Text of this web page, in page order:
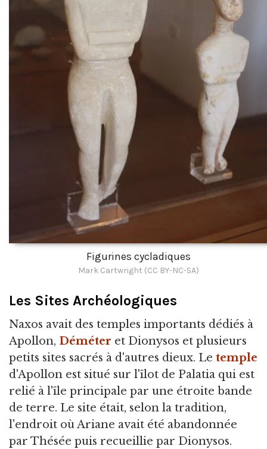
Figurines cycladiques
Mark Cartwright (CC BY-NC-SA)
Les Sites Archéologiques
Naxos avait des temples importants dédiés à
Apollon, Déméter et Dionysos et plusieurs
petits sites sacrés à d'autres dieux. Le temple
d'Apollon est situé sur l'îlot de Palatia qui est
relié à l'île principale par une étroite bande
de terre. Le site était, selon la tradition,
l'endroit où Ariane avait été abandonnée
par Thésée puis recueillie par Dionysos.